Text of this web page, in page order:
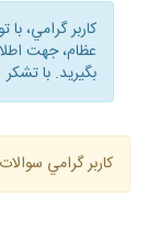
كاربر گرامي،
عظام، جهت
بگيريد. با تشكر
كاربر گرامي